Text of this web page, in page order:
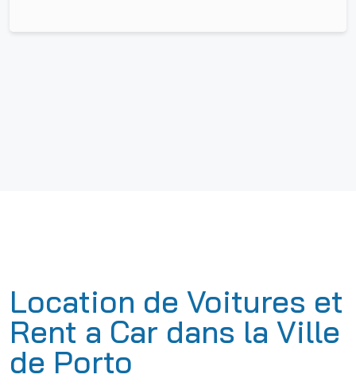
Location de Voitures et
Rent a Car dans la Ville
de Porto